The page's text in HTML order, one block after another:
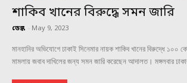
শাকিব খানের বিরুদ্ধে সমন জারি
ডেস্ক - May 9, 2023
মানহানির অভিযোগে ঢাকাই সিনেমার নায়ক শাকিব খানের বিরুদ্ধে ১০০
মামলায় জবাব দাখিলের জন্য সমন জারি করেছেন আদালত। মঙ্গলবার